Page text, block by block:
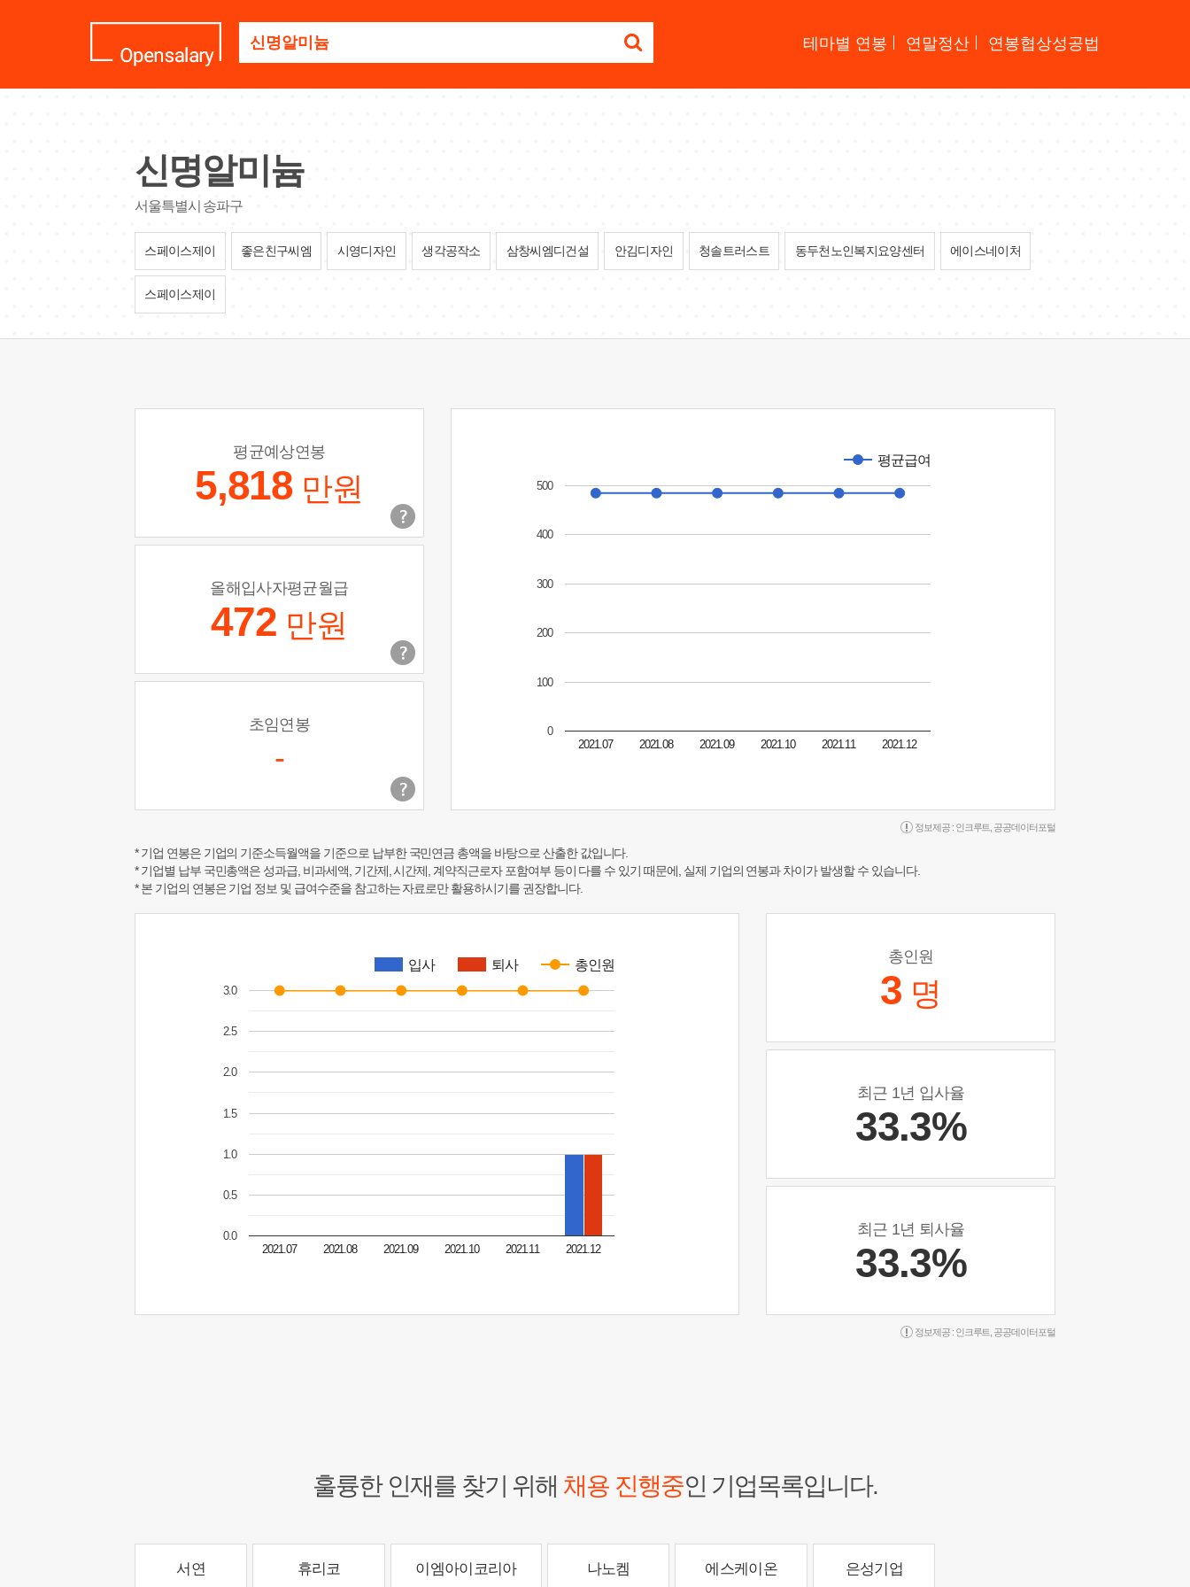
명
요
테마별 연봉 연말정산 연봉협상성공법
신명알미늄
서울특별시 송파구
스페이스제이 좋은친구씨엠 시영디자인 생각공작소 삼창씨엠디건설 안김디자인 청솔트러스트 동두천노인복지요양센터 에이스네이처
스페이스제이
평균예상연봉
5,818 만원
올해입사자평균월급
472 만원
초임연봉
-
평균급여
2021.07 2021.08 2021.09 2021.10 2021.11 2021.12
0
100
200
300
400
500
정보제공 : 인크루트 공공데이터포털
* 기업 연봉은 기업의 기준소득월액을 기준으로 납부한 국민연금 총액을 바탕으로 산출한 값입니다.
* 기업별 납부 국민총액은 성과급, 비과세액, 기간제, 시간제, 계약직근로자 포함여부 등이 다를 수 있기 때문에, 실제 기업의 연봉과 차이가 발생할 수 있습니다.
* 본 기업의 연봉은 기업 정보 및 급여수준을 참고하는 자료로만 활용하시기를 권장합니다.
입사 퇴사 총인원
2021.07 2021.08 2021.09 2021.10 2021.11 2021.12
0.0
0.5
1.0
1.5
2.0
2.5
3.0
총인원
3 명
최근 1년 입사율
33.3%
최근 1년 퇴사율
33.3%
정보제공 : 인크루트 공공데이터포털
훌륭한 인재를 찾기 위해 채용 진행중인 기업목록입니다.
서연 휴리코 이엠아이코리아 나노켐 에스케이온 은성기업